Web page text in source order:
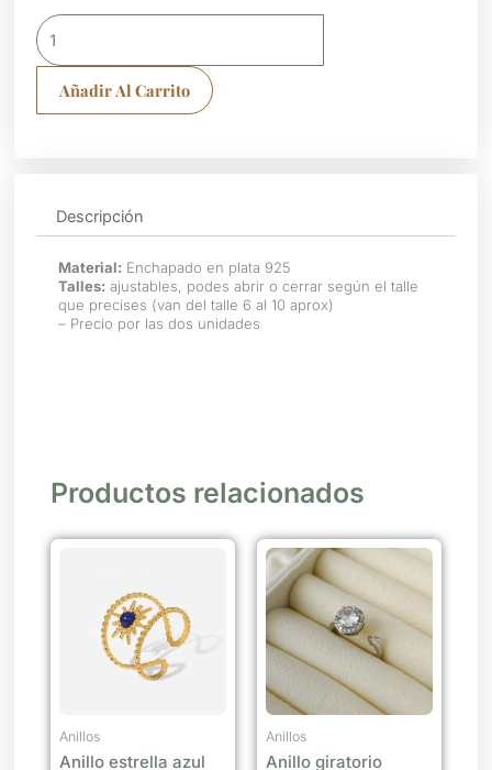
Anillos
sol
Añadir Al Carrito
Descripción
Material: Enchapado en plata 925
Talles: ajustables, podes abrir o cerrar según el talle
que precises (van del talle 6 al 10 aprox)
– Precio por las dos unidades
Productos relacionados
Anillos
Anillo estrella azul
Anillos
Anillo giratorio